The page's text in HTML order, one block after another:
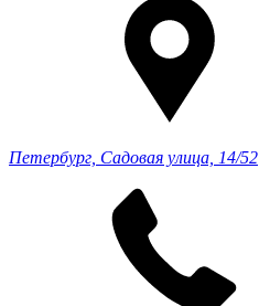
Петербург, Садовая улица, 14/52